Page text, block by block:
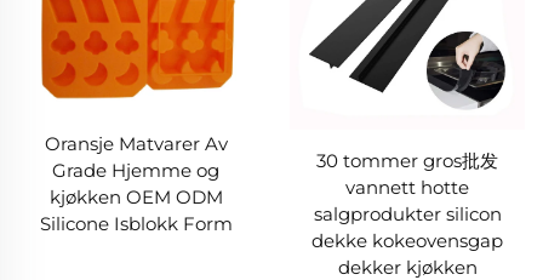
Oransje Matvarer Av
Grade Hjemme og
kjøkken OEM ODM
Silicone Isblokk Form
30 tommer gros批发
vannett hotte
salgprodukter silicon
dekke kokeovensgap
dekker kjøkken